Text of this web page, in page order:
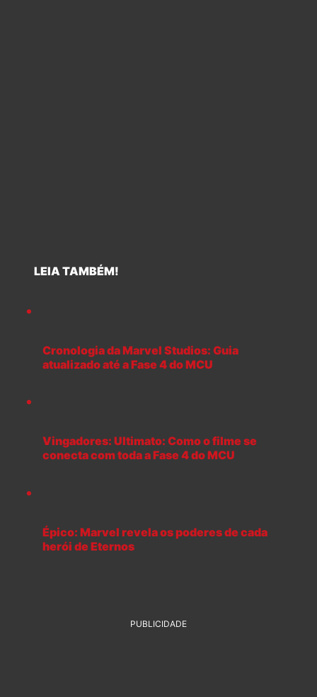
LEIA TAMBÉM!
Cronologia da Marvel Studios: Guia
atualizado até a Fase 4 do MCU
Vingadores: Ultimato: Como o filme se
conecta com toda a Fase 4 do MCU
Épico: Marvel revela os poderes de cada
herói de Eternos
PUBLICIDADE